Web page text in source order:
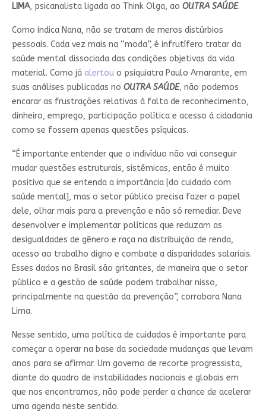
LIMA, psicanalista ligada ao Think Olga, ao OUTRA SAÚDE.
Como indica Nana, não se tratam de meros distúrbios
pessoais. Cada vez mais na “moda”, é infrutífero tratar da
saúde mental dissociada das condições objetivas da vida
material. Como já alertouo psiquiatra Paulo Amarante, em
suas análises publicadas no OUTRA SAÚDE, não podemos
encarar as frustrações relativas à falta de reconhecimento,
dinheiro, emprego, participação política e acesso à cidadania
como se fossem apenas questões psíquicas.
“É importante entender que o indivíduo não vai conseguir
mudar questões estruturais, sistêmicas, então é muito
positivo que se entenda a importância [do cuidado com
saúde mental], mas o setor público precisa fazer o papel
dele, olhar mais para a prevenção e não só remediar. Deve
desenvolver e implementar políticas que reduzam as
desigualdades de gênero e raça na distribuição de renda,
acesso ao trabalho digno e combate a disparidades salariais.
Esses dados no Brasil são gritantes, de maneira que o setor
público e a gestão de saúde podem trabalhar nisso,
principalmente na questão da prevenção”, corrobora Nana
Lima.
Nesse sentido, uma política de cuidados é importante para
começar a operar na base da sociedade mudanças que levam
anos para se afirmar. Um governo de recorte progressista,
diante do quadro de instabilidades nacionais e globais em
que nos encontramos, não pode perder a chance de acelerar
uma agenda neste sentido.